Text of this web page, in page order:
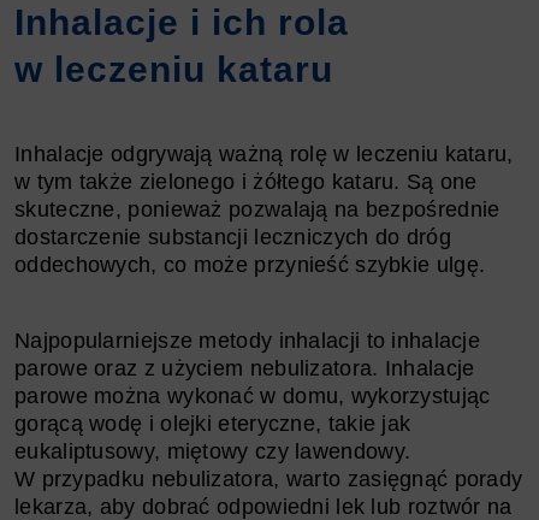
Inhalacje i ich rola
w leczeniu kataru
Inhalacje odgrywają ważną rolę w leczeniu kataru,
w tym także zielonego i żółtego kataru. Są one
skuteczne, ponieważ pozwalają na bezpośrednie
dostarczenie substancji leczniczych do dróg
oddechowych, co może przynieść szybkie ulgę.
Najpopularniejsze metody inhalacji to inhalacje
parowe oraz z użyciem nebulizatora. Inhalacje
parowe można wykonać w domu, wykorzystując
gorącą wodę i olejki eteryczne, takie jak
eukaliptusowy, miętowy czy lawendowy.
W przypadku nebulizatora, warto zasięgnąć porady
lekarza, aby dobrać odpowiedni lek lub roztwór na